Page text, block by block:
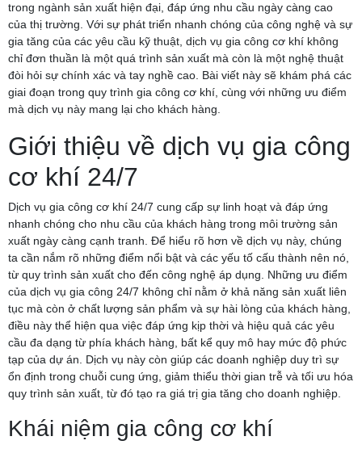
trong ngành sản xuất hiện đại, đáp ứng nhu cầu ngày càng cao
của thị trường. Với sự phát triển nhanh chóng của công nghệ và sự
gia tăng của các yêu cầu kỹ thuật, dịch vụ gia công cơ khí không
chỉ đơn thuần là một quá trình sản xuất mà còn là một nghệ thuật
đòi hỏi sự chính xác và tay nghề cao. Bài viết này sẽ khám phá các
giai đoạn trong quy trình gia công cơ khí, cùng với những ưu điểm
mà dịch vụ này mang lại cho khách hàng.
Giới thiệu về dịch vụ gia công
cơ khí 24/7
Dịch vụ gia công cơ khí 24/7 cung cấp sự linh hoạt và đáp ứng
nhanh chóng cho nhu cầu của khách hàng trong môi trường sản
xuất ngày càng cạnh tranh. Để hiểu rõ hơn về dịch vụ này, chúng
ta cần nắm rõ những điểm nổi bật và các yếu tố cấu thành nên nó,
từ quy trình sản xuất cho đến công nghệ áp dụng. Những ưu điểm
của dịch vụ gia công 24/7 không chỉ nằm ở khả năng sản xuất liên
tục mà còn ở chất lượng sản phẩm và sự hài lòng của khách hàng,
điều này thể hiện qua việc đáp ứng kịp thời và hiệu quả các yêu
cầu đa dạng từ phía khách hàng, bất kể quy mô hay mức độ phức
tạp của dự án. Dịch vụ này còn giúp các doanh nghiệp duy trì sự
ổn định trong chuỗi cung ứng, giảm thiểu thời gian trễ và tối ưu hóa
quy trình sản xuất, từ đó tạo ra giá trị gia tăng cho doanh nghiệp.
Khái niệm gia công cơ khí